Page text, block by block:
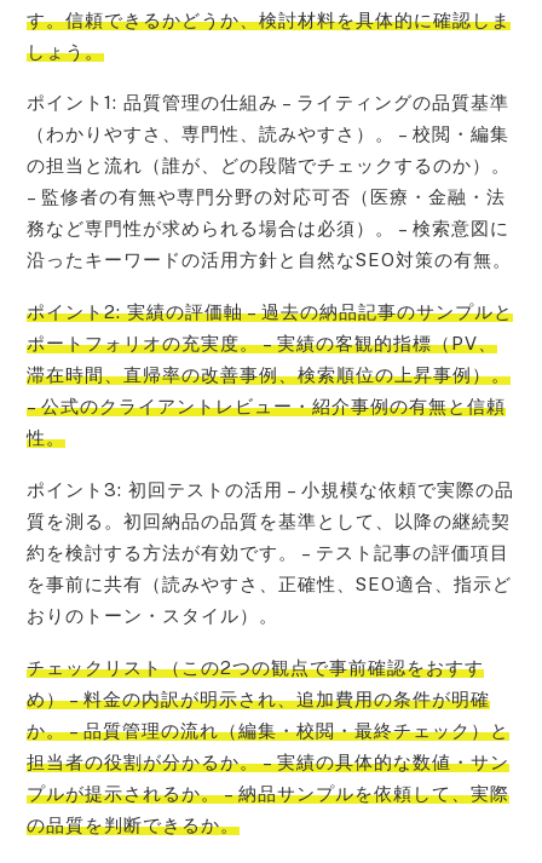
す。信頼できるかどうか、検討材料を具体的に確認しま
しょう。
ポイント1: 品質管理の仕組み – ライティングの品質基準
（わかりやすさ、専門性、読みやすさ）。 – 校閲・編集
の担当と流れ（誰が、どの段階でチェックするのか）。
– 監修者の有無や専門分野の対応可否（医療・金融・法
務など専門性が求められる場合は必須）。 – 検索意図に
沿ったキーワードの活用方針と自然なSEO対策の有無。
ポイント2: 実績の評価軸 – 過去の納品記事のサンプルと
ポートフォリオの充実度。 – 実績の客観的指標（PV、
滞在時間、直帰率の改善事例、検索順位の上昇事例）。
– 公式のクライアントレビュー・紹介事例の有無と信頼
性。
ポイント3: 初回テストの活用 – 小規模な依頼で実際の品
質を測る。初回納品の品質を基準として、以降の継続契
約を検討する方法が有効です。 – テスト記事の評価項目
を事前に共有（読みやすさ、正確性、SEO適合、指示ど
おりのトーン・スタイル）。
チェックリスト（この2つの観点で事前確認をおすす
め） – 料金の内訳が明示され、追加費用の条件が明確
か。 – 品質管理の流れ（編集・校閲・最終チェック）と
担当者の役割が分かるか。 – 実績の具体的な数値・サン
プルが提示されるか。 – 納品サンプルを依頼して、実際
の品質を判断できるか。